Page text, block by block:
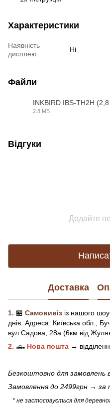
Характеристики
Наявність
дисплею
Ні
Файли
INKBIRD IBS-TH2H
2.8 МБ
Відгуки
Додайте
Доставка
1. 🏪 Самовивіз із нашого
днів. Адреса: Київська обл.,
вул.Садова, 28а (6км від
2. 🛻 Нова пошта →
Безкоштовно для замовлень
Замовлення до 2499грн → за
* не застосовується для